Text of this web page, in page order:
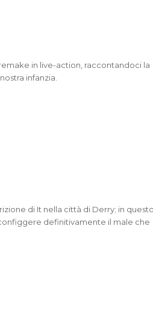
in live-action, raccontandoci la
infanzia.
di It nella città di Derry; in
definitivamente il male che